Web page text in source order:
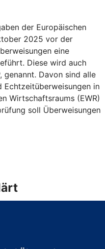
der Europäischen
2025 vor der
eine
Diese wird auch
genannt. Davon sind alle
Echtzeitüberweisungen in
Wirtschaftsraums (EWR)
soll Überweisungen